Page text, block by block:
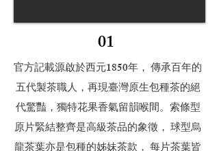
01
官方記載源啟於西元1850年， 傳承百年的
五代製茶職人，再現臺灣原生包種茶的絕
代驚豔，獨特花果香氣留韻喉間。索條型
原片緊結整齊是高級茶品的象徵， 球型烏